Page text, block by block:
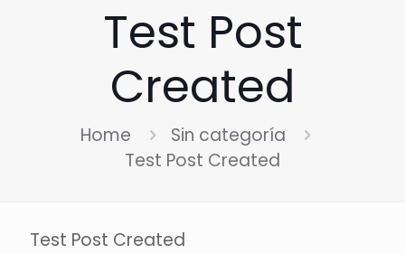
Test Post
Created
Home
Sin categoría
Test Post Created
Test Post Created